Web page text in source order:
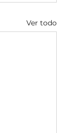
Ver todo